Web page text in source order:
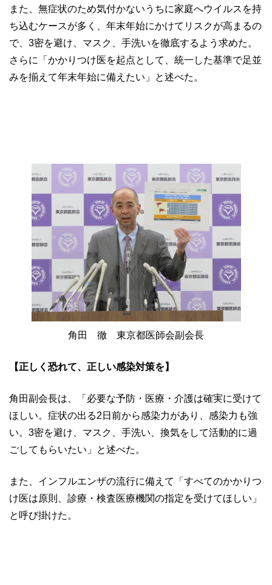
また、無症状のため気付かないうちに家庭へウイルスを持
ち込むケースが多く、年末年始にかけてリスクが高まるの
で、3密を避け、マスク、手洗いを徹底するよう求めた。
さらに「かかりつけ医を起点として、統一した基準で足並
みを揃えて年末年始に備えたい」と述べた。
角田 徹 東京都医師会副会長
【正しく恐れて、正しい感染対策を】
角田副会長は、「必要な予防・医療・介護は確実に受けて
ほしい。症状の出る2日前から感染力があり、感染力も強
い。3密を避け、マスク、手洗い、換気をして活動的に過
ごしてもらいたい」と述べた。
また、インフルエンザの流行に備えて「すべてのかかりつ
け医は原則、診療・検査医療機関の指定を受けてほしい」
と呼び掛けた。